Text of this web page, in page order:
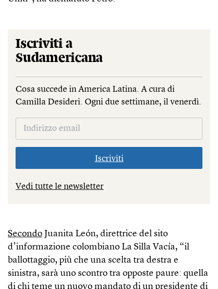
Iscriviti a
Sudamericana
Cosa succede in America Latina. A cura di
Camilla Desideri. Ogni due settimane, il venerdì.
Iscriviti
Vedi tutte le newsletter
Secondo Juanita León, direttrice del sito
d’informazione colombiano La Silla Vacía, “il
ballottaggio, più che una scelta tra destra e
sinistra, sarà uno scontro tra opposte paure: quella
di chi teme un nuovo mandato di un presidente di